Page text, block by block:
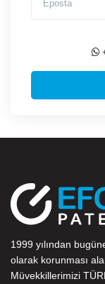
1999 yılından
olarak korunması
Müvekkillerimizi